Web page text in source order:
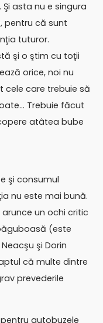
asta nu e singura
pentru că sunt
tuturor.
şi o ştim cu toţii
orice, noi nu
cele care trebuie să
Trebuie făcut
atâtea bube
şi consumul
nu este mai bună.
arunce un ochi critic
(este
şi Dorin
că multe dintre
prevederile
autobuzele